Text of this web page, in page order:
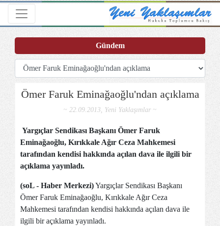
Toggle navigation
Ömer Faruk Eminağaoğlu'ndan açıklama
~ 22.09.2013, Yeni Yaklaşımlar ~
Yargıçlar Sendikası Başkanı Ömer Faruk
Eminağaoğlu, Kırıkkale Ağır Ceza Mahkemesi
tarafından kendisi hakkında açılan dava ile ilgili bir
açıklama yayınladı.
(soL - Haber Merkezi)Yargıçlar Sendikası Başkanı
Ömer Faruk Eminağaoğlu, Kırıkkale Ağır Ceza
Mahkemesi tarafından kendisi hakkında açılan dava ile
ilgili bir açıklama yayınladı.
Gündem